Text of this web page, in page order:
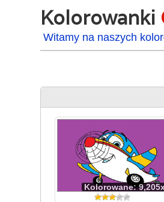
Kolorowanki
Witamy na naszych
Kolorowane: